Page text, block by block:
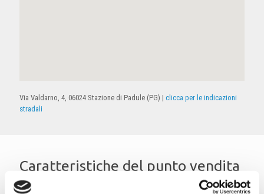
Via Valdarno, 4, 06024 Stazione di Padule (PG) | clicca per le indicazioni
stradali
Caratteristiche del punto vendita